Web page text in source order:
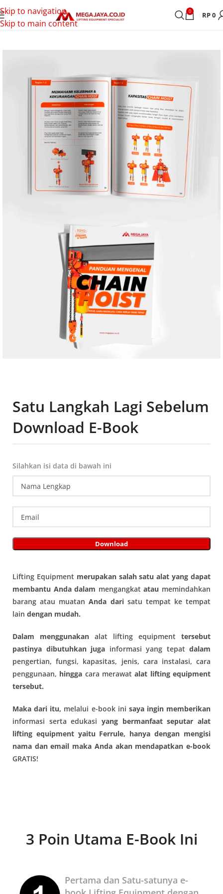
Skip to navigation
Skip to main content
0 RP0
Satu Langkah Lagi Sebelum
Download E-Book
Silahkan isi data di bawah ini
Lifting Equipment merupakan salah satu alat yang dapat
membantu Anda dalam mengangkat atau memindahkan
barang atau muatan Anda dari satu tempat ke tempat
lain dengan mudah.
Dalam menggunakan alat lifting equipment tersebut
pastinya dibutuhkan juga informasi yang tepat dalam
pengertian, fungsi, kapasitas, jenis, cara instalasi, cara
penggunaan, hingga cara merawat alat lifting equipment
tersebut.
Maka dari itu, melalui e-book ini saya ingin memberikan
informasi serta edukasi yang bermanfaat seputar alat
lifting equipment yaitu Ferrule, hanya dengan mengisi
nama dan email maka Anda akan mendapatkan e-book
GRATIS!
3 Poin Utama E-Book Ini
Pertama dan Satu-satunya e-